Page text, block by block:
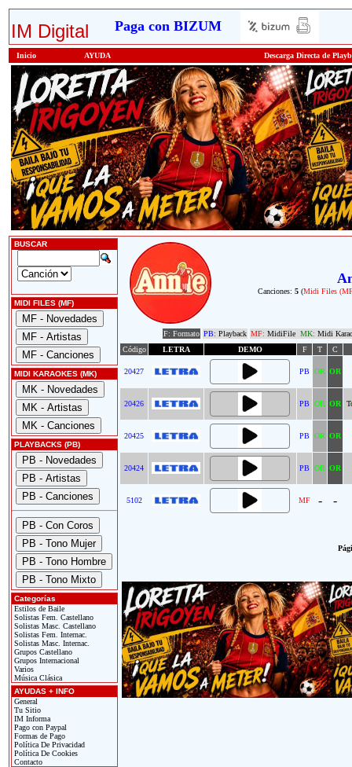
IM Digital Paga con BIZUM
Inicio AYUDA Descarga Directa de
BUSCAR
MIDI FILES (MF)
MIDI KARAOKES (MK)
PLAYBACKS (PB)
Categorías
Estilos de Baile
Solistas Fem. Castellano
Solistas Masc. Castellano
Solistas Fem. Internac.
Solistas Masc. Internac.
Grupos Castellano
Grupos Internacional
Varios
Música Clásica
AYUDAS + INFO
General
Tu Sitio
IM Informa
Pago con Paypal
Formas de Pago
Política De Privacidad
Política De Cookies
Contacto
Canciones: 5 (Midi Files
F: Formato PB: Playback MF: MidiFile MK: Midi
Código
LETRA DEMO F T C
20427 PB OR OR
20426 PB OR OR
20425 PB OR OR
20424 PB OR OR
5102 MF - -